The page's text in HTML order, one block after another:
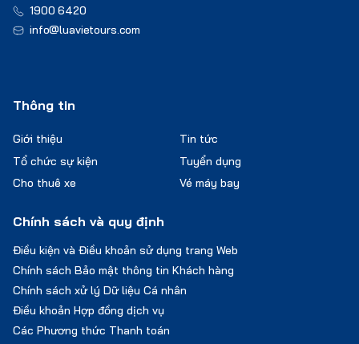
1900 6420
info@luavietours.com
Thông tin
Giới thiệu
Tổ chức sự kiện
Cho thuê xe
Vé máy bay
Tin tức
Tuyển dụng
Chính sách và quy định
Điều kiện và Điều khoản sử dụng trang Web
Chính sách Bảo mật thông tin Khách hàng
Chính sách xử lý Dữ liệu Cá nhân
Điều khoản Hợp đồng dịch vụ
Các Phương thức Thanh toán